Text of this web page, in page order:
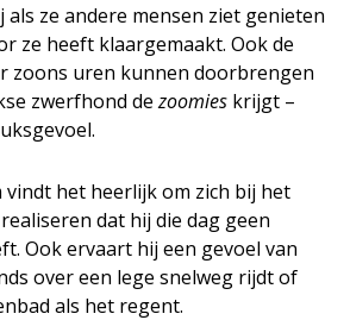
als ze andere mensen ziet genieten
ze heeft klaargemaakt. Ook de
zoons uren kunnen doorbrengen
zwerfhond dezoomies krijgt –
het heerlijk om zich bij het
dat hij die dag geen
Ook ervaart hij een gevoel van
over een lege snelweg rijdt of
als het regent.